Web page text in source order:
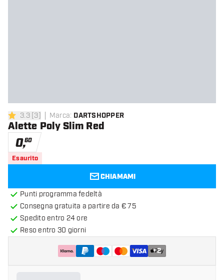
3.3 stelle di valutazione
3.3[3] Marca: DARTSHOPPER
Alette Poly Slim Red
0,60
Esaurito
CHIAMAMI
Punti programma fedeltà
Consegna gratuita a partire da € 75
Spedito entro 24 ore
Reso entro 30 giorni
+2